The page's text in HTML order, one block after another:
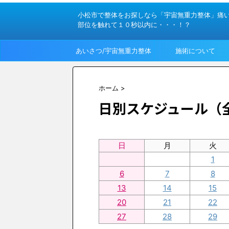
小松市で整体をお探しなら「宇宙無重力整体」痛
部位を触れて１０秒以内に・・・！？
あいさつ/宇宙無重力整体 施術について
ホーム >
日別スケジュール（
日 月
火
1
6
7
8
13
14
15
20
21
22
27
28 29